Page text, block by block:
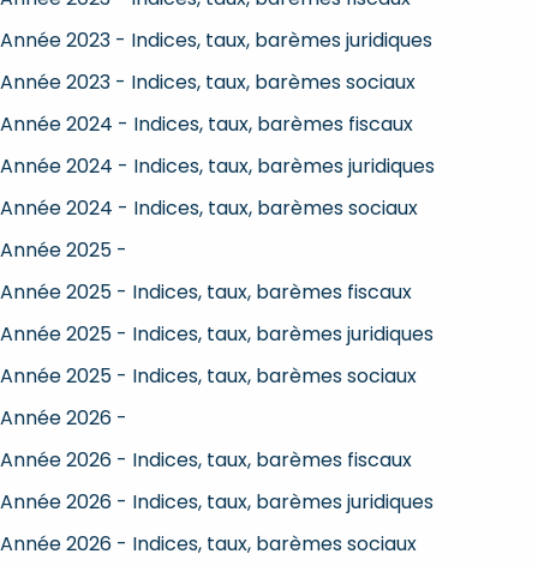
Année 2023 - Indices, taux, barèmes juridiques
Année 2023 - Indices, taux, barèmes sociaux
Année 2024 - Indices, taux, barèmes fiscaux
Année 2024 - Indices, taux, barèmes juridiques
Année 2024 - Indices, taux, barèmes sociaux
Année 2025 -
Année 2025 - Indices, taux, barèmes fiscaux
Année 2025 - Indices, taux, barèmes juridiques
Année 2025 - Indices, taux, barèmes sociaux
Année 2026 -
Année 2026 - Indices, taux, barèmes fiscaux
Année 2026 - Indices, taux, barèmes juridiques
Année 2026 - Indices, taux, barèmes sociaux